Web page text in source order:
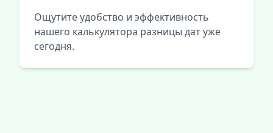
Ощутите удобство и эффективность
нашего калькулятора разницы дат уже
сегодня.